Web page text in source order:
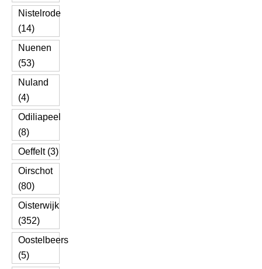
Nistelrode
(14)
Nuenen
(53)
Nuland
(4)
Odiliapeel
(8)
Oeffelt (3)
Oirschot
(80)
Oisterwijk
(352)
Oostelbeers
(5)